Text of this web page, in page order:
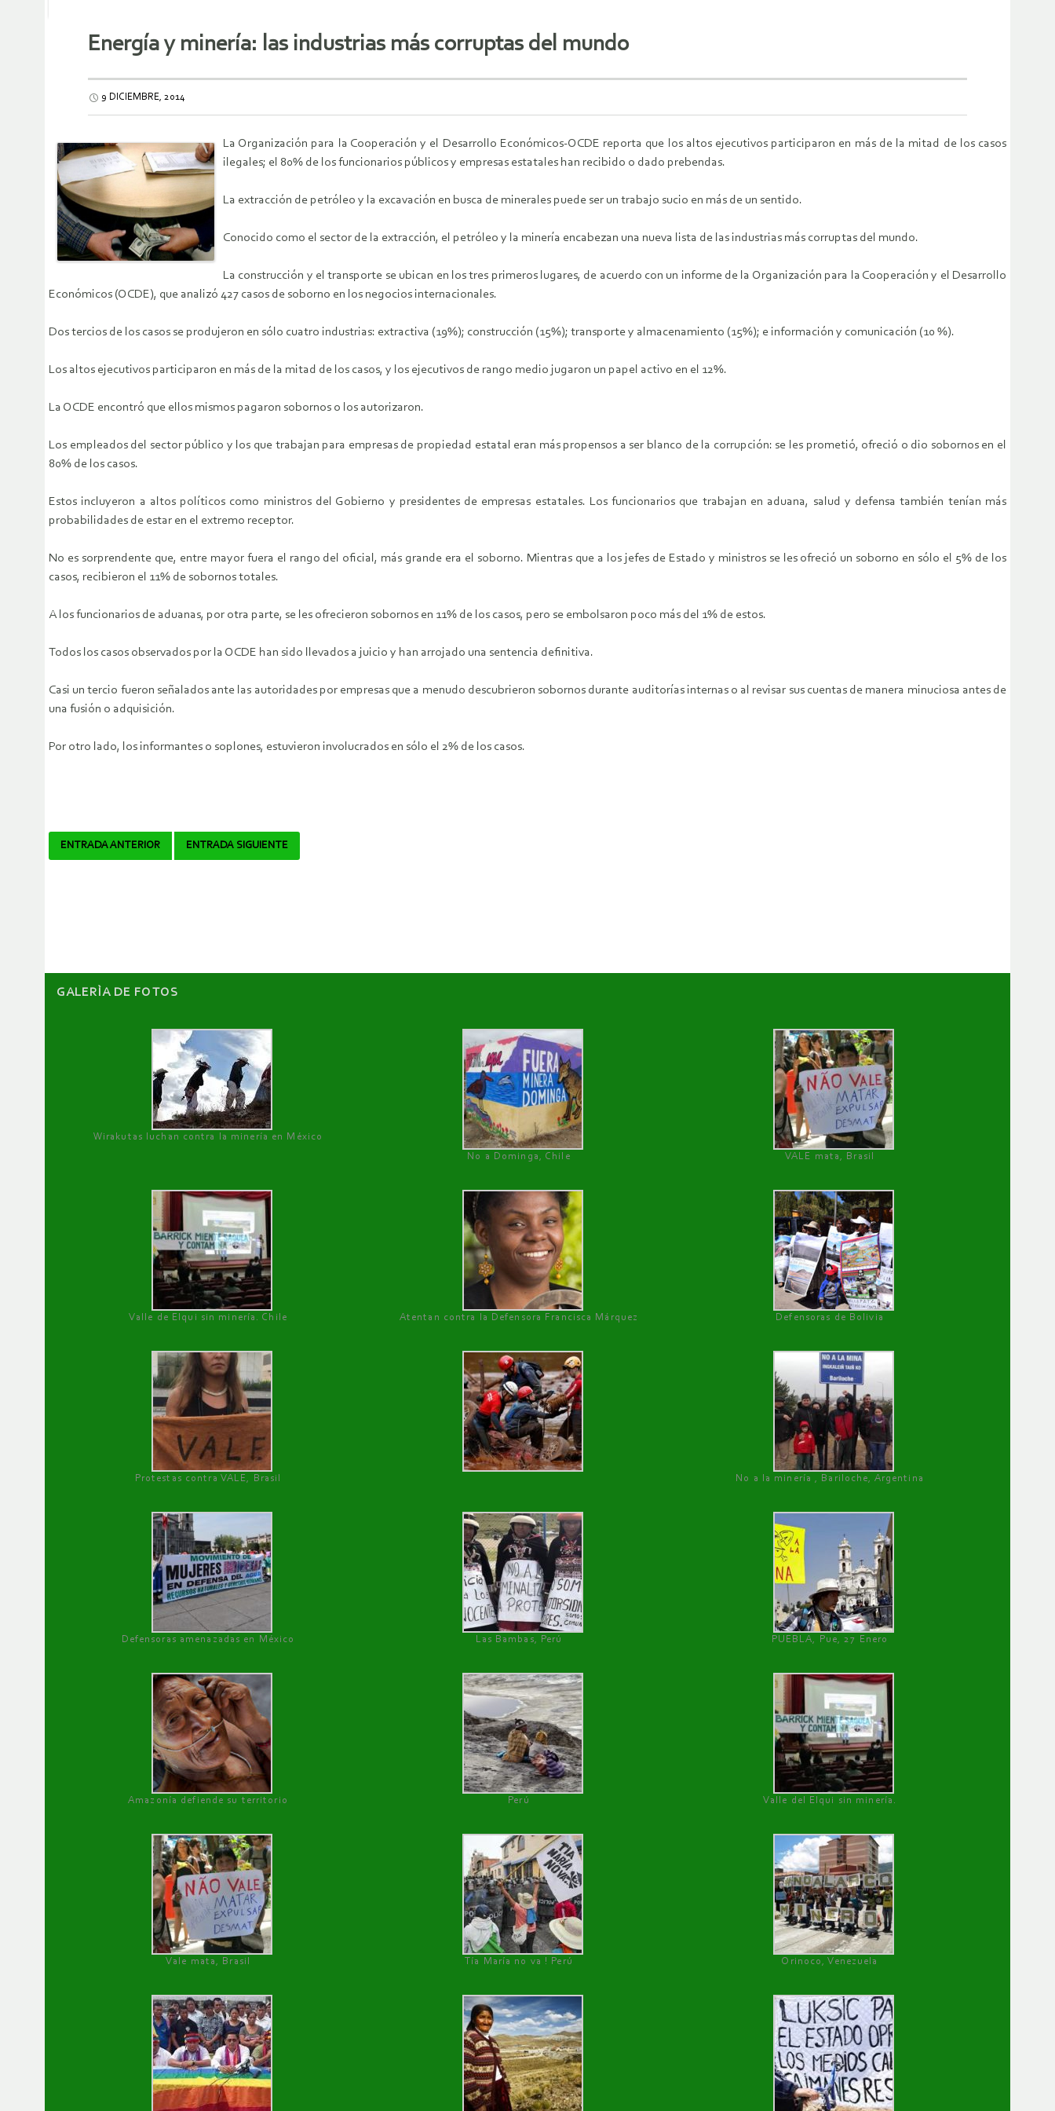
Energía y minería: las industrias más corruptas del mundo
9 DICIEMBRE, 2014
La Organización para la Cooperación y el Desarrollo Económicos-OCDE reporta que los altos ejecutivos participaron en más de la mitad de los casos
ilegales; el 80% de los funcionarios públicos y empresas estatales han recibido o dado prebendas.
La extracción de petróleo y la excavación en busca de minerales puede ser un trabajo sucio en más de un sentido.
Conocido como el sector de la extracción, el petróleo y la minería encabezan una nueva lista de las industrias más corruptas del mundo.
La construcción y el transporte se ubican en los tres primeros lugares, de acuerdo con un informe de la Organización para la Cooperación y el Desarrollo
Económicos (OCDE), que analizó 427 casos de soborno en los negocios internacionales.
Dos tercios de los casos se produjeron en sólo cuatro industrias: extractiva (19%); construcción (15%); transporte y almacenamiento (15%); e información y comunicación (10 %).
Los altos ejecutivos participaron en más de la mitad de los casos, y los ejecutivos de rango medio jugaron un papel activo en el 12%.
La OCDE encontró que ellos mismos pagaron sobornos o los autorizaron.
Los empleados del sector público y los que trabajan para empresas de propiedad estatal eran más propensos a ser blanco de la corrupción: se les prometió, ofreció o dio sobornos en el
80% de los casos.
Estos incluyeron a altos políticos como ministros del Gobierno y presidentes de empresas estatales. Los funcionarios que trabajan en aduana, salud y defensa también tenían más
probabilidades de estar en el extremo receptor.
No es sorprendente que, entre mayor fuera el rango del oficial, más grande era el soborno. Mientras que a los jefes de Estado y ministros se les ofreció un soborno en sólo el 5% de los
casos, recibieron el 11% de sobornos totales.
A los funcionarios de aduanas, por otra parte, se les ofrecieron sobornos en 11% de los casos, pero se embolsaron poco más del 1% de estos.
Todos los casos observados por la OCDE han sido llevados a juicio y han arrojado una sentencia definitiva.
Casi un tercio fueron señalados ante las autoridades por empresas que a menudo descubrieron sobornos durante auditorías internas o al revisar sus cuentas de manera minuciosa antes de
una fusión o adquisición.
Por otro lado, los informantes o soplones, estuvieron involucrados en sólo el 2% de los casos.
Navegador
ENTRADA ANTERIOR ENTRADA SIGUIENTE
GALERÌA DE FOTOS
Wirakutas luchan contra la minería en México
No a Dominga, Chile
VALE mata, Brasil
Valle de Elqui sin minería. Chile Atentan contra la Defensora Francisca Márquez Defensoras de Bolivia
Protestas contra VALE, Brasil No a la minería , Bariloche, Argentina
Defensoras amenazadas en México Las Bambas, Perú PUEBLA, Pue, 27 Enero
Amazonía defiende su territorio Perú Valle del Elqui sin minería.
Vale mata, Brasil Tía María no va ! Perú Orinoco, Venezuela